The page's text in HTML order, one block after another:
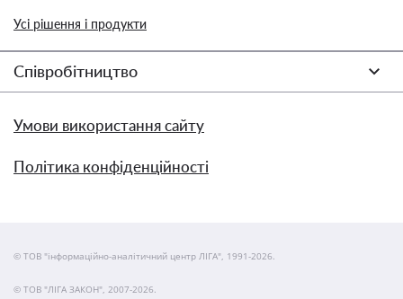
Усі рішення і продукти
Співробітництво
Умови використання сайту
Політика конфіденційності
© ТОВ "інформаційно-аналітичний центр ЛІГА", 1991-2026.
© ТОВ "ЛІГА ЗАКОН", 2007-2026.